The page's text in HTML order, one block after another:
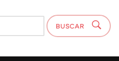
BUSCAR